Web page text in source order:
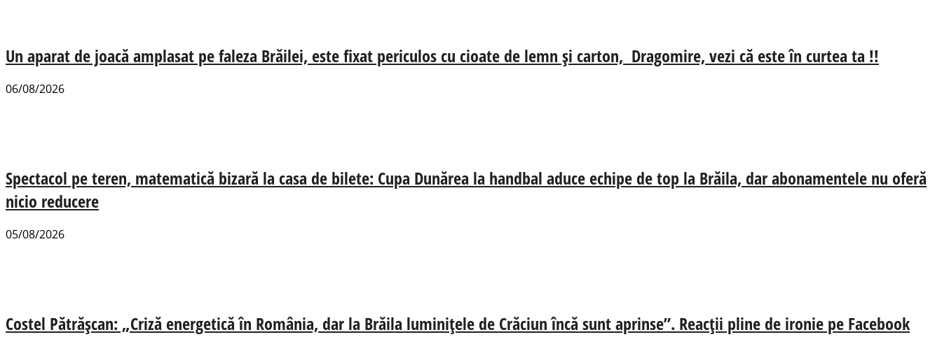
Un aparat de joacă amplasat pe faleza Brăilei, este fixat periculos cu cioate de lemn și carton, Dragomire, vezi că este în curtea ta !!
06/08/2026
Spectacol pe teren, matematică bizară la casa de bilete: Cupa Dunărea la handbal aduce echipe de top la Brăila, dar abonamentele nu oferă
nicio reducere
05/08/2026
Costel Pătrășcan: „Criză energetică în România, dar la Brăila luminițele de Crăciun încă sunt aprinse”. Reacții pline de ironie pe Facebook